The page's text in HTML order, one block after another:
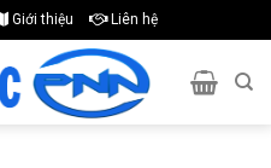
Giới thiệu Liên hệ